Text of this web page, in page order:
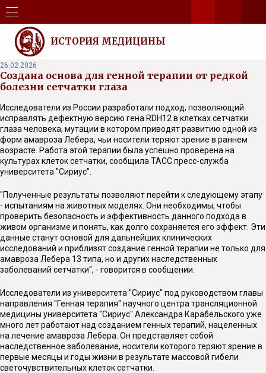
ИСТОРИЯ МЕДИЦИНЫ
26.02.2026
Создана основа для генной терапии от редкой
болезни сетчатки глаза
Исследователи из России разработали подход, позволяющий
исправлять дефектную версию гена RDH12 в клетках сетчатки
глаза человека, мутации в котором приводят развитию одной из
форм амавроза Лебера, чьи носители теряют зрение в раннем
возрасте. Работа этой терапии была успешно проверена на
культурах клеток сетчатки, сообщила ТАСС пресс-служба
университета "Сириус".
"Полученные результаты позволяют перейти к следующему этапу
- испытаниям на животных моделях. Они необходимы, чтобы
проверить безопасность и эффективность данного подхода в
живом организме и понять, как долго сохраняется его эффект. Эти
данные станут основой для дальнейших клинических
исследований и приблизят создание генной терапии не только для
амавроза Лебера 13 типа, но и других наследственных
заболеваний сетчатки", - говорится в сообщении.
Исследователи из университета "Сириус" под руководством главы
направления "Генная терапия" научного центра трансляционной
медицины университета "Сириус" Александра Карабельского уже
много лет работают над созданием генных терапий, нацеленных
на лечение амавроза Лебера. Он представляет собой
наследственное заболевание, носители которого теряют зрение в
первые месяцы и годы жизни в результате массовой гибели
светочувствительных клеток сетчатки.